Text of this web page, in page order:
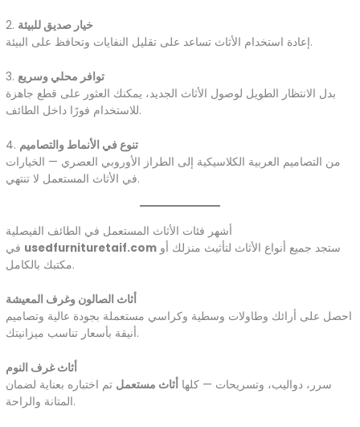
2. خيار صديق للبيئة
إعادة استخدام الأثاث تساعد على تقليل النفايات وتحافظ على البيئة.
3. توافر محلي وسريع
بدل الانتظار الطويل لوصول الأثاث الجديد، يمكنك العثور على قطع جاهزة
للاستخدام فورًا داخل الطائف.
4. تنوع في الأنماط والتصاميم
من التصاميم العربية الكلاسيكية إلى الطراز الأوروبي العصري — الخيارات
في الأثاث المستعمل لا تنتهي.
أشهر فئات الأثاث المستعمل في الطائف الفيصلية
usedfurnituretaif.com
مكتبك بالكامل.
أثاث الصالون وغرف المعيشة
احصل على أرائك وطاولات وسطية وكراسي مستعملة بجودة عالية وتصاميم
أنيقة بأسعار تناسب ميزانيتك.
أثاث غرف النوم
سرر، دواليب، وتسريحات — كلها أثاث مستعمل تم اختباره بعناية لضمان
المتانة والراحة.